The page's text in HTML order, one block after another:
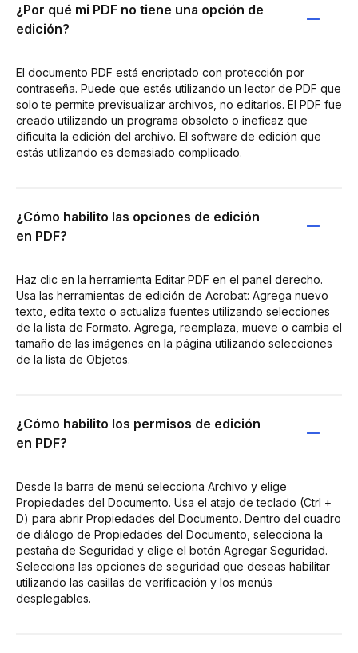
¿Por qué mi PDF no tiene una opción de
edición?
El documento PDF está encriptado con protección por
contraseña. Puede que estés utilizando un lector de PDF que
solo te permite previsualizar archivos, no editarlos. El PDF fue
creado utilizando un programa obsoleto o ineficaz que
dificulta la edición del archivo. El software de edición que
estás utilizando es demasiado complicado.
¿Cómo habilito las opciones de edición
en PDF?
Haz clic en la herramienta Editar PDF en el panel derecho.
Usa las herramientas de edición de Acrobat: Agrega nuevo
texto, edita texto o actualiza fuentes utilizando selecciones
de la lista de Formato. Agrega, reemplaza, mueve o cambia el
tamaño de las imágenes en la página utilizando selecciones
de la lista de Objetos.
¿Cómo habilito los permisos de edición
en PDF?
Desde la barra de menú selecciona Archivo y elige
Propiedades del Documento. Usa el atajo de teclado (Ctrl +
D) para abrir Propiedades del Documento. Dentro del cuadro
de diálogo de Propiedades del Documento, selecciona la
pestaña de Seguridad y elige el botón Agregar Seguridad.
Selecciona las opciones de seguridad que deseas habilitar
utilizando las casillas de verificación y los menús
desplegables.